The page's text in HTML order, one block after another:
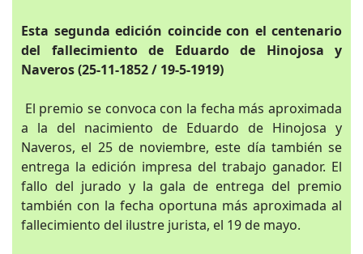
Esta segunda edición coincide con el centenario
del fallecimiento de Eduardo de Hinojosa y
Naveros (25-11-1852 / 19-5-1919)
El premio se convoca con la fecha más aproximada
a la del nacimiento de Eduardo de Hinojosa y
Naveros, el 25 de noviembre, este día también se
entrega la edición impresa del trabajo ganador. El
fallo del jurado y la gala de entrega del premio
también con la fecha oportuna más aproximada al
fallecimiento del ilustre jurista, el 19 de mayo.